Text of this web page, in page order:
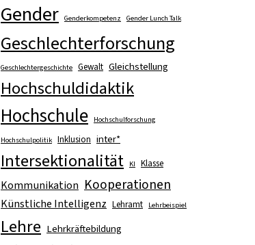
Gender Genderkompetenz Gender Lunch Talk
Geschlechterforschung
Geschlechtergeschichte Gewalt Gleichstellung
Hochschuldidaktik
Hochschule Hochschulforschung
Hochschulpolitik Inklusion inter*
Intersektionalität KI Klasse
Kommunikation Kooperationen
Künstliche Intelligenz Lehramt Lehrbeispiel
Lehre Lehrkräftebildung